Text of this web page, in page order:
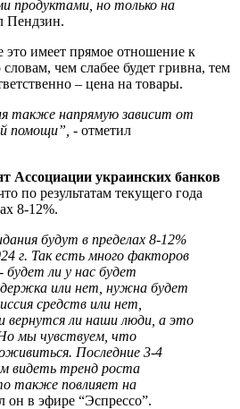
продуктами, но только на
Пендзин.
это имеет прямое отношение к
чем слабее будет гривна, тем
– цена на товары.
также напрямую зависит от
помощи”, - отметил
Ассоциации украинских банков
по результатам текущего года
8-12%.
будут в пределах 8-12%
г. Так есть много факторов
будет ли у нас будет
или нет, нужна будет
средств или нет,
вернутся ли наши люди, а это
мы чувствуем, что
Последние 3-4
видеть тренд роста
также повлияет на
он в эфире “Эспрессо”.